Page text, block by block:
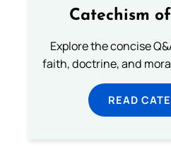
Catechism
Explore the concise
faith, doctrine, and
READ